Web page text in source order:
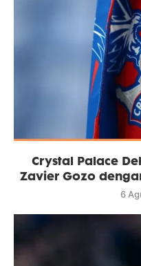
Crystal Palace
Zavier Gozo
6